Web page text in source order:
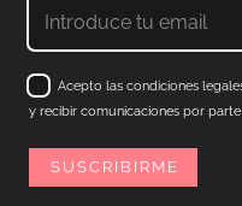
Acepto las condiciones
y recibir comunicaciones por